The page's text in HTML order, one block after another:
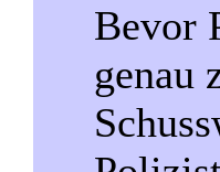
Bevor
genau